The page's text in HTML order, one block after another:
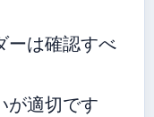
ーは確認すべ
が適切です